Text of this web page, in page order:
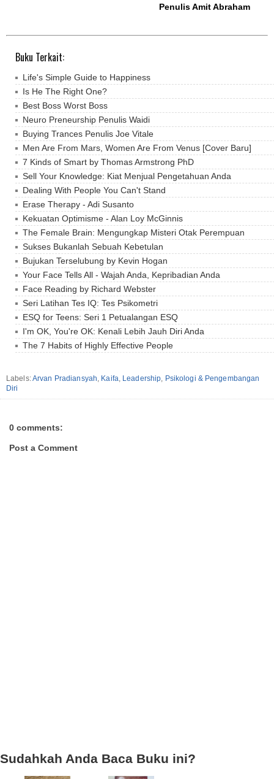
Penulis Amit Abraham
Buku Terkait:
Life's Simple Guide to Happiness
Is He The Right One?
Best Boss Worst Boss
Neuro Preneurship Penulis Waidi
Buying Trances Penulis Joe Vitale
Men Are From Mars, Women Are From Venus [Cover Baru]
7 Kinds of Smart by Thomas Armstrong PhD
Sell Your Knowledge: Kiat Menjual Pengetahuan Anda
Dealing With People You Can't Stand
Erase Therapy - Adi Susanto
Kekuatan Optimisme - Alan Loy McGinnis
The Female Brain: Mengungkap Misteri Otak Perempuan
Sukses Bukanlah Sebuah Kebetulan
Bujukan Terselubung by Kevin Hogan
Your Face Tells All - Wajah Anda, Kepribadian Anda
Face Reading by Richard Webster
Seri Latihan Tes IQ: Tes Psikometri
ESQ for Teens: Seri 1 Petualangan ESQ
I'm OK, You're OK: Kenali Lebih Jauh Diri Anda
The 7 Habits of Highly Effective People
Labels:Arvan Pradiansyah, Kaifa, Leadership, Psikologi & Pengembangan
Diri
0 comments:
Post a Comment
Sudahkah Anda Baca Buku ini?